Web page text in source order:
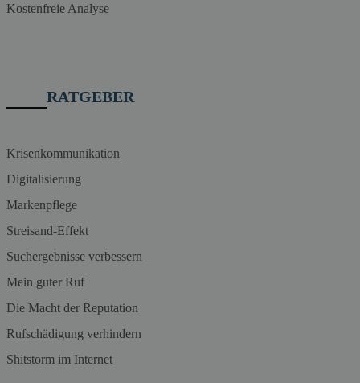
Kostenfreie Analyse
RATGEBER
Krisenkommunikation
Digitalisierung
Markenpflege
Streisand-Effekt
Suchergebnisse verbessern
Mein guter Ruf
Die Macht der Reputation
Rufschädigung verhindern
Shitstorm im Internet